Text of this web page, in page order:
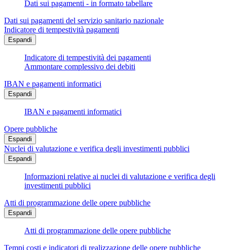
Dati sui pagamenti - in formato tabellare
Dati sui pagamenti del servizio sanitario nazionale
Indicatore di tempestività pagamenti
Espandi
Indicatore di tempestività dei pagamenti
Ammontare complessivo dei debiti
IBAN e pagamenti informatici
Espandi
IBAN e pagamenti informatici
Opere pubbliche
Espandi
Nuclei di valutazione e verifica degli investimenti pubblici
Espandi
Informazioni relative ai nuclei di valutazione e verifica degli
investimenti pubblici
Atti di programmazione delle opere pubbliche
Espandi
Atti di programmazione delle opere pubbliche
Tempi costi e indicatori di realizzazione delle opere pubbliche